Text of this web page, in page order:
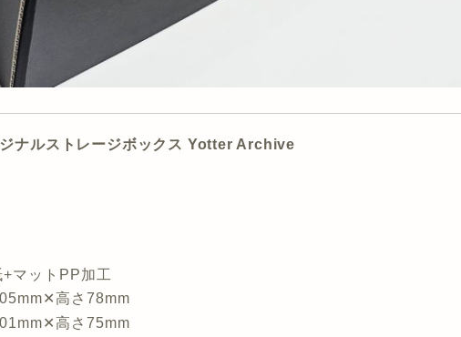
ナルストレージボックス Yotter Archive
マットPP加工
高さ78mm
高さ75mm